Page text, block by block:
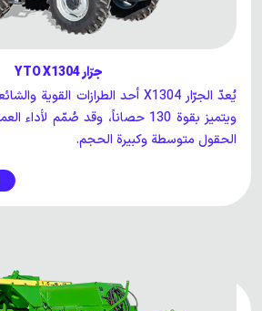
جرّار YTO X1304
ويتميز بقوة 130 حصاناً، وقد صُمّم
الحقول متوسطة وكبيرة الحجم.